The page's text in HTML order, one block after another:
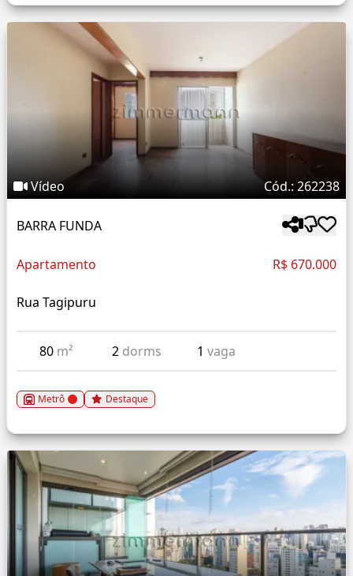
Vídeo Cód.: 262238
BARRA FUNDA
Apartamento R$ 670.000
Rua Tagipuru
80 m² 2 dorms 1vaga
Metrô Destaque